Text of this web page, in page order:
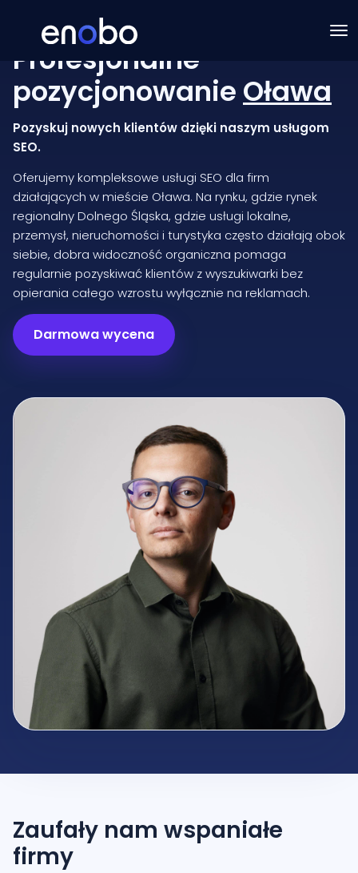
Profesjonalne
pozycjonowanie Oława
Pozyskuj nowych klientów dzięki naszym usługom
SEO.
Oferujemy kompleksowe usługi SEO dla firm
działających w mieście Oława. Na rynku, gdzie rynek
regionalny Dolnego Śląska, gdzie usługi lokalne,
przemysł, nieruchomości i turystyka często działają obok
siebie, dobra widoczność organiczna pomaga
regularnie pozyskiwać klientów z wyszukiwarki bez
opierania całego wzrostu wyłącznie na reklamach.
Darmowa wycena
Zaufały nam wspaniałe
firmy